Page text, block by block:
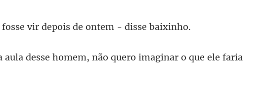
se vir depois de ont
sse homem, não quero imagi